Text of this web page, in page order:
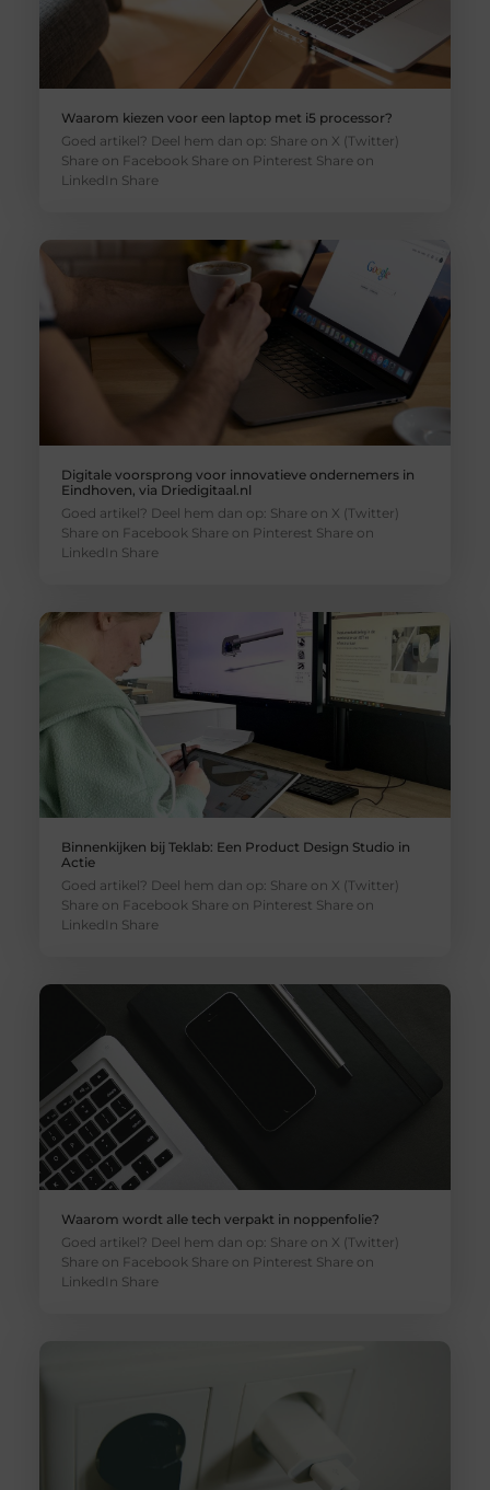
Waarom kiezen voor een laptop met i5 processor?
Goed artikel? Deel hem dan op: Share on X (Twitter)
Share on Facebook Share on Pinterest Share on
LinkedIn Share
Digitale voorsprong voor innovatieve ondernemers in
Eindhoven, via Driedigitaal.nl
Goed artikel? Deel hem dan op: Share on X (Twitter)
Share on Facebook Share on Pinterest Share on
LinkedIn Share
Binnenkijken bij Teklab: Een Product Design Studio in
Actie
Goed artikel? Deel hem dan op: Share on X (Twitter)
Share on Facebook Share on Pinterest Share on
LinkedIn Share
Waarom wordt alle tech verpakt in noppenfolie?
Goed artikel? Deel hem dan op: Share on X (Twitter)
Share on Facebook Share on Pinterest Share on
LinkedIn Share